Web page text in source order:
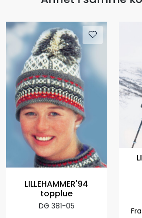
LILLEHAMMER'94
topplue
DG 381-05 Fra: